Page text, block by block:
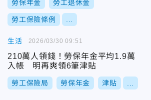
勞保年金 勞工退休金
勞工保險條例
生活
210萬人領錢！勞保年金平均1.9萬
入帳 明再爽領6筆津貼
勞工保險局 勞保年金 津貼
2026/03/30 09:51